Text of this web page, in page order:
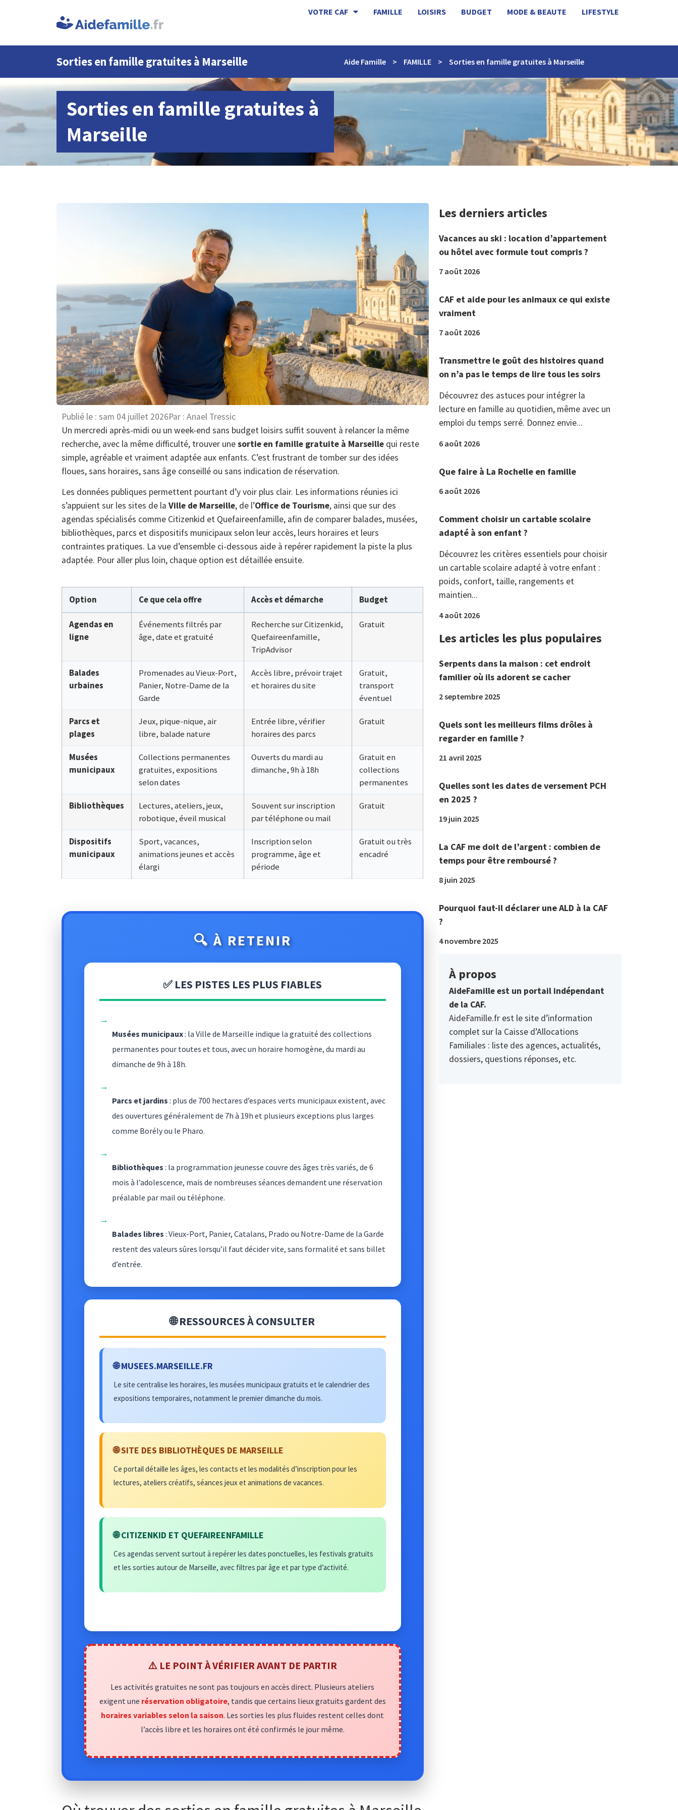
VOTRE CAF FAMILLE LOISIRS BUDGET MODE & BEAUTE LIFESTYLE
Sorties en famille gratuites à Marseille Aide Famille > FAMILLE > Sorties en famille gratuites à Marseille
Sorties en famille gratuites à
Marseille
Publié le : sam 04 juillet 2026Par : Anael Tressic
Un mercredi après-midi ou un week-end sans budget loisirs suffit souvent à relancer la même
recherche, avec la même difficulté, trouver unesortie en famille gratuite à Marseille qui reste
simple, agréable et vraiment adaptée aux enfants. C’est frustrant de tomber sur des idées
floues, sans horaires, sans âge conseillé ou sans indication de réservation.
Les données publiques permettent pourtant d’y voir plus clair. Les informations réunies ici
s’appuient sur les sites de la Ville de Marseille, de l’Office de Tourisme, ainsi que sur des
agendas spécialisés comme Citizenkid et Quefaireenfamille, afin de comparer balades, musées,
bibliothèques, parcs et dispositifs municipaux selon leur accès, leurs horaires et leurs
contraintes pratiques. La vue d’ensemble ci-dessous aide à repérer rapidement la piste la plus
adaptée. Pour aller plus loin, chaque option est détaillée ensuite.
Option Ce que cela offre Accès et démarche Budget
Agendas en
ligne
Événements filtrés par
âge, date et gratuité
Recherche sur Citizenkid,
Quefaireenfamille,
TripAdvisor
Gratuit
Balades
urbaines
Promenades au Vieux-Port,
Panier, Notre-Dame de la
Garde
Accès libre, prévoir trajet
et horaires du site
Gratuit,
transport
éventuel
Parcs et
plages
Jeux, pique-nique, air
libre, balade nature
Entrée libre, vérifier
horaires des parcs
Gratuit
Musées
municipaux
Collections permanentes
gratuites, expositions
selon dates
Ouverts du mardi au
dimanche, 9h à 18h
Gratuit en
collections
permanentes
Bibliothèques
Lectures, ateliers, jeux,
robotique, éveil musical
Souvent sur inscription
par téléphone ou mail
Gratuit
Dispositifs
municipaux
Sport, vacances,
animations jeunes et accès
élargi
Inscription selon
programme, âge et
période
Gratuit ou très
encadré
🔍 À RETENIR
✅ LES PISTES LES PLUS FIABLES
→
Musées municipaux: la Ville de Marseille indique la gratuité des collections
permanentes pour toutes et tous, avec un horaire homogène, du mardi au
dimanche de 9h à 18h.
→
Parcs et jardins : plus de 700 hectares d’espaces verts municipaux existent, avec
des ouvertures généralement de 7h à 19h et plusieurs exceptions plus larges
comme Borély ou le Pharo.
→
Bibliothèques : la programmation jeunesse couvre des âges très variés, de 6
mois à l’adolescence, mais de nombreuses séances demandent une réservation
préalable par mail ou téléphone.
→
Balades libres : Vieux-Port, Panier, Catalans, Prado ou Notre-Dame de la Garde
restent des valeurs sûres lorsqu’il faut décider vite, sans formalité et sans billet
d’entrée.
🌐 RESSOURCES À CONSULTER
🌐 MUSEES.MARSEILLE.FR
Le site centralise les horaires, les musées municipaux gratuits et le calendrier des
expositions temporaires, notamment le premier dimanche du mois.
🌐 SITE DES BIBLIOTHÈQUES DE MARSEILLE
Ce portail détaille les âges, les contacts et les modalités d’inscription pour les
lectures, ateliers créatifs, séances jeux et animations de vacances.
🌐 CITIZENKID ET QUEFAIREENFAMILLE
Ces agendas servent surtout à repérer les dates ponctuelles, les festivals gratuits
et les sorties autour de Marseille, avec filtres par âge et par type d’activité.
⚠️ LE POINT À VÉRIFIER AVANT DE PARTIR
Les activités gratuites ne sont pas toujours en accès direct. Plusieurs ateliers
exigent une réservation obligatoire, tandis que certains lieux gratuits gardent des
horaires variables selon la saison. Les sorties les plus fluides restent celles dont
l’accès libre et les horaires ont été confirmés le jour même.
Les derniers articles
Vacances au ski : location d’appartement
ou hôtel avec formule tout compris ?
7 août 2026
CAF et aide pour les animaux ce qui existe
vraiment
7 août 2026
Transmettre le goût des histoires quand
on n’a pas le temps de lire tous les soirs
Découvrez des astuces pour intégrer la
lecture en famille au quotidien, même avec un
emploi du temps serré. Donnez envie...
6 août 2026
Que faire à La Rochelle en famille
6 août 2026
Comment choisir un cartable scolaire
adapté à son enfant ?
Découvrez les critères essentiels pour choisir
un cartable scolaire adapté à votre enfant :
poids, confort, taille, rangements et
maintien...
4 août 2026
Les articles les plus populaires
Serpents dans la maison : cet endroit
familier où ils adorent se cacher
2 septembre 2025
Quels sont les meilleurs films drôles à
regarder en famille ?
21 avril 2025
Quelles sont les dates de versement PCH
en 2025 ?
19 juin 2025
La CAF me doit de l’argent : combien de
temps pour être remboursé ?
8 juin 2025
Pourquoi faut-il déclarer une ALD à la CAF
?
4 novembre 2025
À propos
AideFamille est un portail indépendant
de la CAF.
AideFamille.fr est le site d’information
complet sur la Caisse d’Allocations
Familiales : liste des agences, actualités,
dossiers, questions réponses, etc.